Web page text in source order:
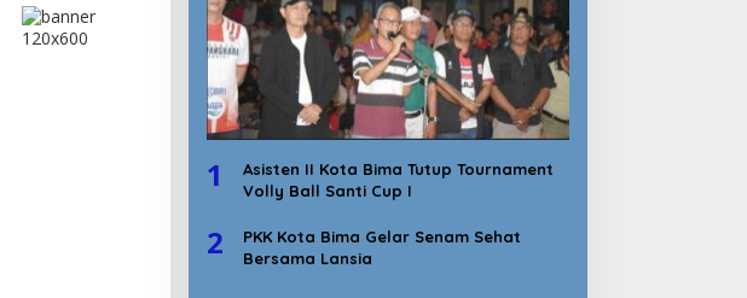
1
Asisten II Kota Bima Tutup Tournament
Volly Ball Santi Cup I
2
PKK Kota Bima Gelar Senam Sehat
Bersama Lansia